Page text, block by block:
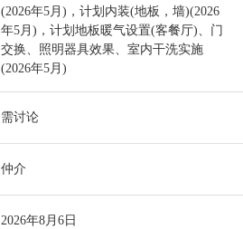
(2026年5月)，计划内装(地板，墙)(2026
年5月)，计划地板暖气设置(客餐厅)、门
交换、照明器具效果、室内干洗实施
(2026年5月)
需讨论
仲介
2026年8月6日